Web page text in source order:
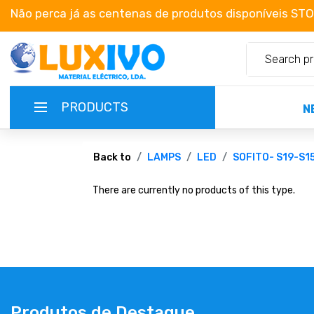
Não perca já as centenas de produtos disponíveis
PRODUCTS
NEW-PRODUCTS
TERMS OF SERVICE
CAMPAIGNS
Back to LAMPS LED SOFITO- S19-
There are currently no products of this type.